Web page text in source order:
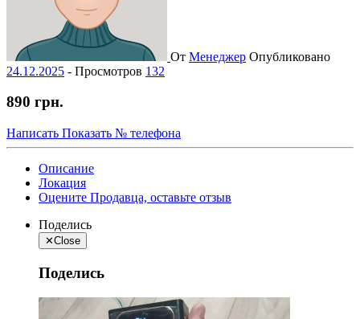
От Менеджер Опубликовано
24.12.2025 - Просмотров 132
890 грн.
Написать Показать № телефона
Описание
Локация
Оцените Продавца, оставьте отзыв
Поделись
✕Close
Поделись